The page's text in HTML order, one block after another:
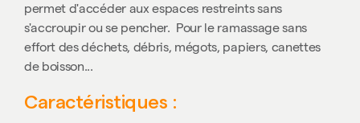
permet d'accéder aux espaces restreints sans
s'accroupir ou se pencher. Pour le ramassage sans
effort des déchets, débris, mégots, papiers, canettes
de boisson...
Caractéristiques :